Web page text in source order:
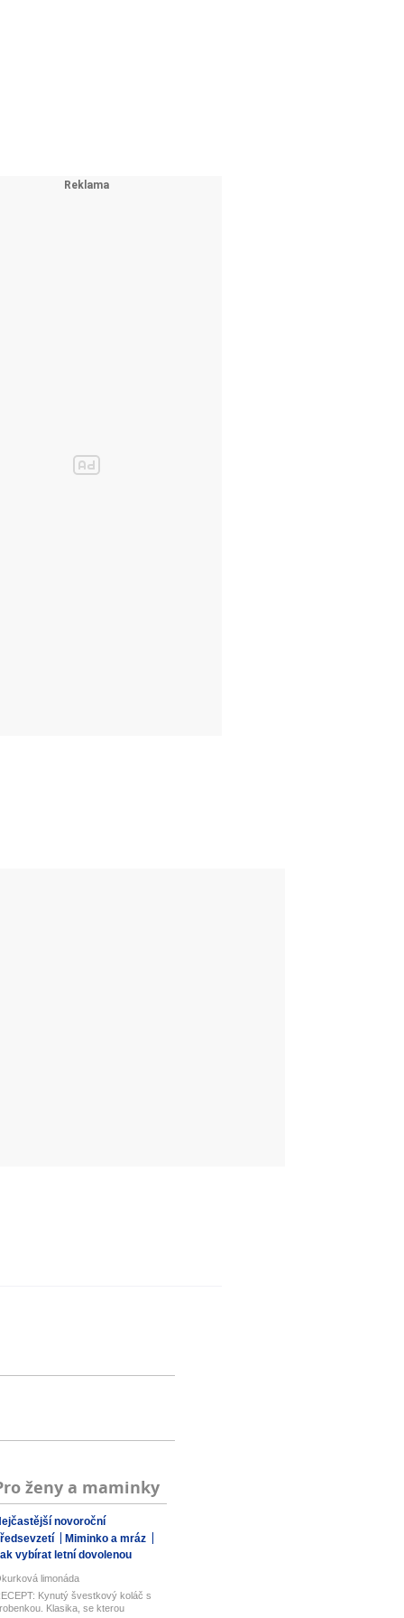
ženy a maminky
novoroční
Miminko a mráz
vybírat letní dovolenou
limonáda
Kynutý švestkový koláč s
Klasika, se kterou